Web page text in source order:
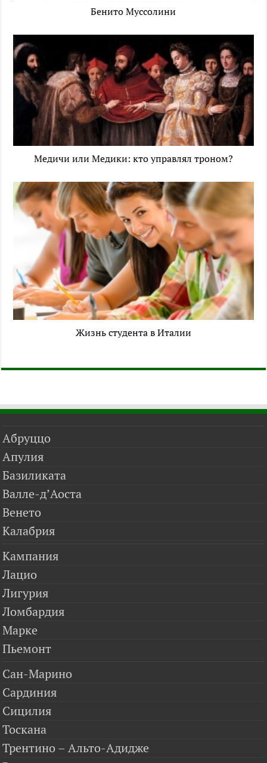
Бенито Муссолини
Медичи или Медики: кто управлял троном?
Жизнь студента в Италии
Абруццо
Апулия
Базиликата
Валле-д’Аоста
Венето
Калабрия
Кампания
Лацио
Лигурия
Ломбардия
Марке
Пьемонт
Сан-Марино
Сардиния
Сицилия
Тоскана
Трентино – Альто-Адидже